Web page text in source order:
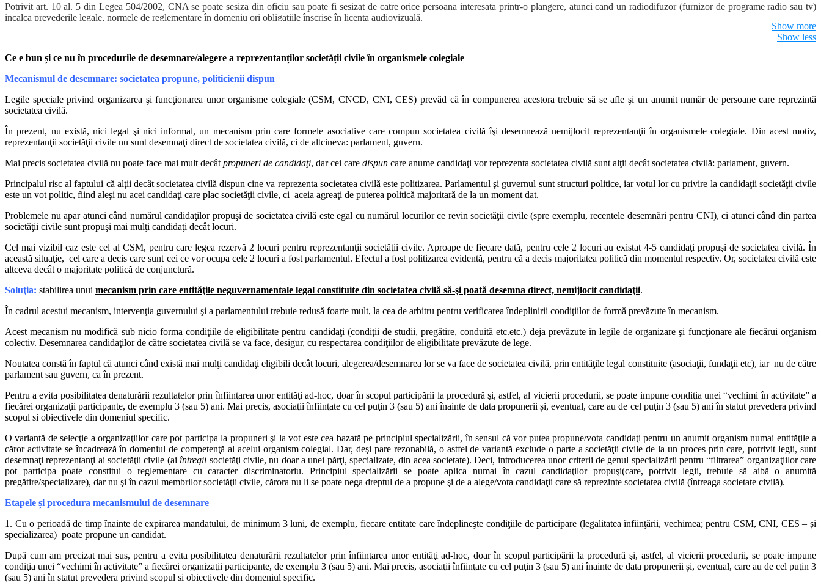
Potrivit art. 10 al. 5 din Legea 504/2002, CNA se poate sesiza din oficiu sau poate fi sesizat de catre orice persoana interesata printr-o plangere, atunci cand un radiodifuzor (furnizor de programe radio sau tv)
incalca prevederile legale, normele de reglementare în domeniu ori obligaţiile înscrise în licenţa audiovizuală.
CNA poate sanctiona radiodifuzorii, printre altele, cu amenda si, de asemenea, poate decide aplicarea sanctiunii “supreme”, retragerea licenţei audiovizuale, in cazul savarsirii repetate de către furnizorul de
-incitarea la acţiuni care au drept scop disoluţia autorităţii de stat;
-incitarea la acţiuni teroriste.
constituire a CNA, din care absenteaza orice referire la reprezentantii societatii civile.
Astfel, potrivit art. 11 din Legea nr. 504/2002, CNA este compus din 11 membri, propuşi de:
b) Camera Deputaţilor:3 membri;
c) Preşedintele României:2 membri;
d) Guvern: 3 membri.
In practică, se observa ca membrii acestei autorităţi publice păstrează un grad destul de ridicat de fidelitate fără de entităţile care i-au propus şi care sunt entităţi politice, cu excepţia preşedintelui, care, cel puţin din
nou mandat.
entitate politică (parlament), poate ar fi mai bine că membrii CNA să fie propuşi de societatea civilă şi să fie desemnaţi în CNA exclusiv dintre cei propusi nominal de societatea civilă.
precis, să aibă dreptul de a propune câte un candidat fiecare asociaţie legal constituită care activează în domeniul media audiovizual sau în domenii conexe acestuia. Identificarea acelor asociaţii s-ar putea face în
funcţie de scopul şi obiectivele prevăzute în statut: protejarea libertăţii de exprimare, monitorizarea media, educaţia media etc.
suficient de multă lume. O soluție care să-i mulțumească pe toți nu există. Pentru evitarea înfiinţării unor asociaţii ad-hoc, doar pentru a face o desemnare de candidat, sau a modificării/completării “peste noapte” a
statutului, tot în scopul de a desemna un candidat, se poate introduce o prevedere în sensul că dreptul de a propune candidaţi revine numai asociaţiilor înfiinţate cu cel puţin 5 ani înainte de data propunerii și care
au de cel puţin 5 ani în statut prevedera privind scopul si obiectivele din domeniul specific media audiovizual/conex acestuia.
O variantă mai puțin radicală de modificare a legii nr. 504/2002, consta in prevederea in lege a unui numar de locuri in CNA rezervate societatii civile (de exemplu 3-5 locuri din totalul de 11),
nr. 504/2002. Deoarece CNA nu este menționat în Constituție, nu e necesară și o modificare la nivel constituțional.
Show more
Show less
Ce e bun și ce nu în procedurile de desemnare/alegere a reprezentanților societății civile în organismele colegiale
Mecanismul de desemnare: societatea propune, politicienii dispun
Legile speciale privind organizarea şi funcţionarea unor organisme colegiale (CSM, CNCD, CNI, CES) prevăd că în compunerea acestora trebuie să se afle şi un anumit număr de persoane care reprezintă
societatea civilă.
În prezent, nu există, nici legal şi nici informal, un mecanism prin care formele asociative care compun societatea civilă îşi desemnează nemijlocit reprezentanţii în organismele colegiale. Din acest motiv,
reprezentanţii societăţii civile nu sunt desemnaţi direct de societatea civilă, ci de altcineva: parlament, guvern.
Mai precis societatea civilă nu poate face mai mult decât propuneri de candidaţi, dar cei care dispun care anume candidaţi vor reprezenta societatea civilă sunt alţii decât societatea civilă: parlament, guvern.
Principalul risc al faptului că alţii decât societatea civilă dispun cine va reprezenta societatea civilă este politizarea. Parlamentul şi guvernul sunt structuri politice, iar votul lor cu privire la candidaţii societăţii civile
este un vot politic, fiind aleşi nu acei candidaţi care plac societăţii civile, ci aceia agreaţi de puterea politică majoritară de la un moment dat.
Problemele nu apar atunci când numărul candidaţilor propuşi de societatea civilă este egal cu numărul locurilor ce revin societăţii civile (spre exemplu, recentele desemnări pentru CNI), ci atunci când din partea
societăţii civile sunt propuşi mai mulţi candidaţi decât locuri.
Cel mai vizibil caz este cel al CSM, pentru care legea rezervă 2 locuri pentru reprezentanţii societăţii civile. Aproape de fiecare dată, pentru cele 2 locuri au existat 4-5 candidaţi propuşi de societatea civilă. În
această situaţie, cel care a decis care sunt cei ce vor ocupa cele 2 locuri a fost parlamentul. Efectul a fost politizarea evidentă, pentru că a decis majoritatea politică din momentul respectiv. Or, societatea civilă este
altceva decât o majoritate politică de conjunctură.
Soluţia: stabilirea unui mecanism prin care entităţile neguvernamentale legal constituite din societatea civilă să-şi poată desemna direct, nemijlocit candidaţii.
În cadrul acestui mecanism, intervenţia guvernului şi a parlamentului trebuie redusă foarte mult, la cea de arbitru pentru verificarea îndeplinirii condiţiilor de formă prevăzute în mecanism.
Acest mecanism nu modifică sub nicio forma condiţiile de eligibilitate pentru candidaţi (condiţii de studii, pregătire, conduită etc.etc.) deja prevăzute în legile de organizare şi funcţionare ale fiecărui organism
colectiv. Desemnarea candidaţilor de către societatea civilă se va face, desigur, cu respectarea condiţiilor de eligibilitate prevăzute de lege.
Noutatea constă în faptul că atunci când există mai mulţi candidaţi eligibili decât locuri, alegerea/desemnarea lor se va face de societatea civilă, prin entităţile legal constituite (asociaţii, fundaţii etc), iar nu de către
parlament sau guvern, ca în prezent.
Pentru a evita posibilitatea denaturării rezultatelor prin înfiinţarea unor entităţi ad-hoc, doar în scopul participării la procedură şi, astfel, al vicierii procedurii, se poate impune condiţia unei “vechimi în activitate” a
fiecărei organizaţii participante, de exemplu 3 (sau 5) ani. Mai precis, asociaţii înfiinţate cu cel puţin 3 (sau 5) ani înainte de data propunerii și, eventual, care au de cel puţin 3 (sau 5) ani în statut prevedera privind
scopul si obiectivele din domeniul specific.
O variantă de selecţie a organizaţiilor care pot participa la propuneri şi la vot este cea bazată pe principiul specializării, în sensul că vor putea propune/vota candidaţi pentru un anumit organism numai entităţile a
căror activitate se încadrează în domeniul de competenţă al acelui organism colegial. Dar, deşi pare rezonabilă, o astfel de variantă exclude o parte a societăţii civile de la un proces prin care, potrivit legii, sunt
desemnaţi reprezentanţi ai societăţii civile (aiîntregii societăţi civile, nu doar a unei părţi, specializate, din acea societate). Deci, introducerea unor criterii de genul specializării pentru “filtrarea” organizaţiilor care
pot participa poate constitui o reglementare cu caracter discriminatoriu. Principiul specializării se poate aplica numai în cazul candidaţilor propuşi(care, potrivit legii, trebuie să aibă o anumită
pregătire/specializare), dar nu şi în cazul membrilor societăţii civile, cărora nu li se poate nega dreptul de a propune şi de a alege/vota candidaţii care să reprezinte societatea civilă (întreaga societate civilă).
Etapele și procedura mecanismului de desemnare
1. Cu o perioadă de timp înainte de expirarea mandatului, de minimum 3 luni, de exemplu, fiecare entitate care îndeplineşte condiţiile de participare (legalitatea înfiinţării, vechimea; pentru CSM, CNI, CES – și
specializarea) poate propune un candidat.
După cum am precizat mai sus, pentru a evita posibilitatea denaturării rezultatelor prin înfiinţarea unor entităţi ad-hoc, doar în scopul participării la procedură şi, astfel, al vicierii procedurii, se poate impune
condiţia unei “vechimi în activitate” a fiecărei organizaţii participante, de exemplu 3 (sau 5) ani. Mai precis, asociaţii înfiinţate cu cel puţin 3 (sau 5) ani înainte de data propunerii și, eventual, care au de cel puţin 3
(sau 5) ani în statut prevedera privind scopul si obiectivele din domeniul specific.